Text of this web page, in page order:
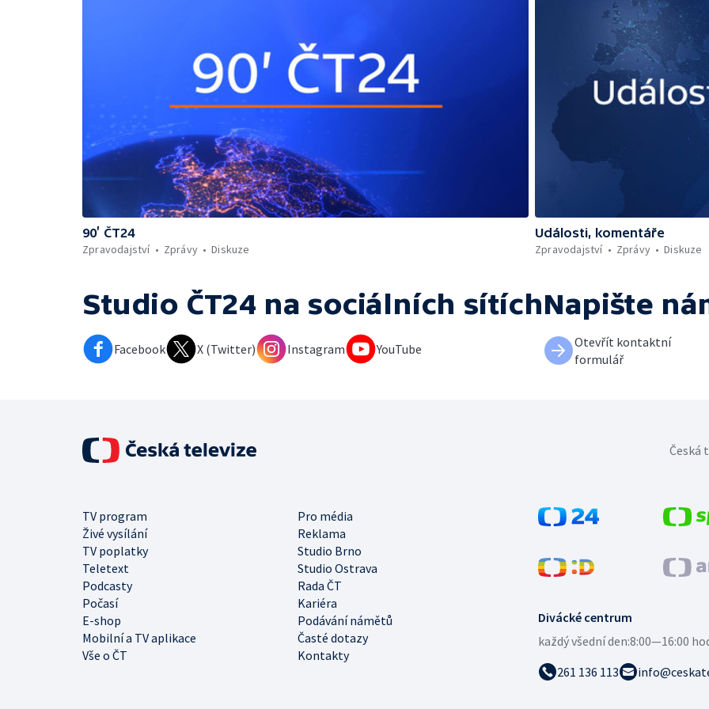
90’ ČT24
Zpravodajství
Zprávy Diskuze
Události, komentáře
Zpravodajství
Zprávy Diskuze
Studio ČT24 na sociálních sítích
Facebook X (Twitter) Instagram YouTube
Napište
Otevřít kontaktní
formulář
Divácké centrum
každý všední den:8:00—16:00
261 136 113
TV program
Pro média
Živé vysílání
Reklama
TV poplatky
Studio Brno
Teletext
Studio Ostrava
Podcasty
Rada ČT
Počasí
Kariéra
E-shop
Podávání námětů
Mobilní a TV aplikace
Časté dotazy
Vše o ČT
Kontakty
Česká